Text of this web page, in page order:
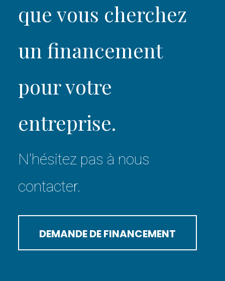
que vous cherchez
un financement
pour votre
entreprise.
N'hésitez pas à nous
contacter.
DEMANDE DE FINANCEMENT